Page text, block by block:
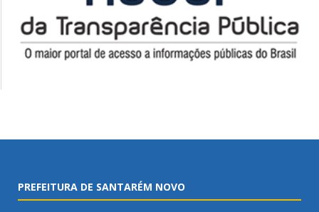
PREFEITURA DE SANTARÉM NOVO